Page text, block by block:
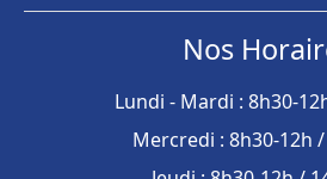
Nos
Lundi - Mardi : 8h30-
Mercredi : 8h30-12h